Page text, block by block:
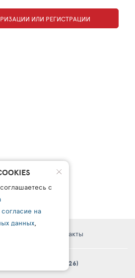
ИЛИ РЕГИСТРАЦИИ
Контакты
в.5.2.0 (2003 - 2026)
с
согласие на
данных,